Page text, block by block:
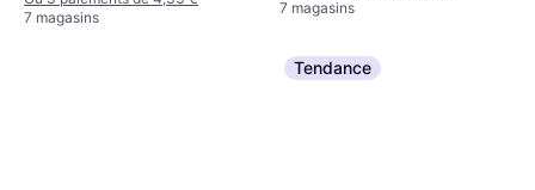
7 magasins
7 magasins
Tendance